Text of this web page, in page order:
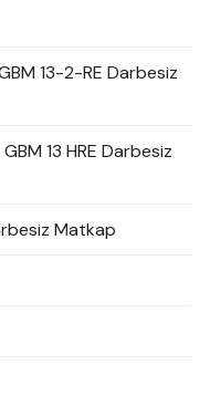
13-2-RE Darbesiz
13 HRE Darbesiz
Matkap